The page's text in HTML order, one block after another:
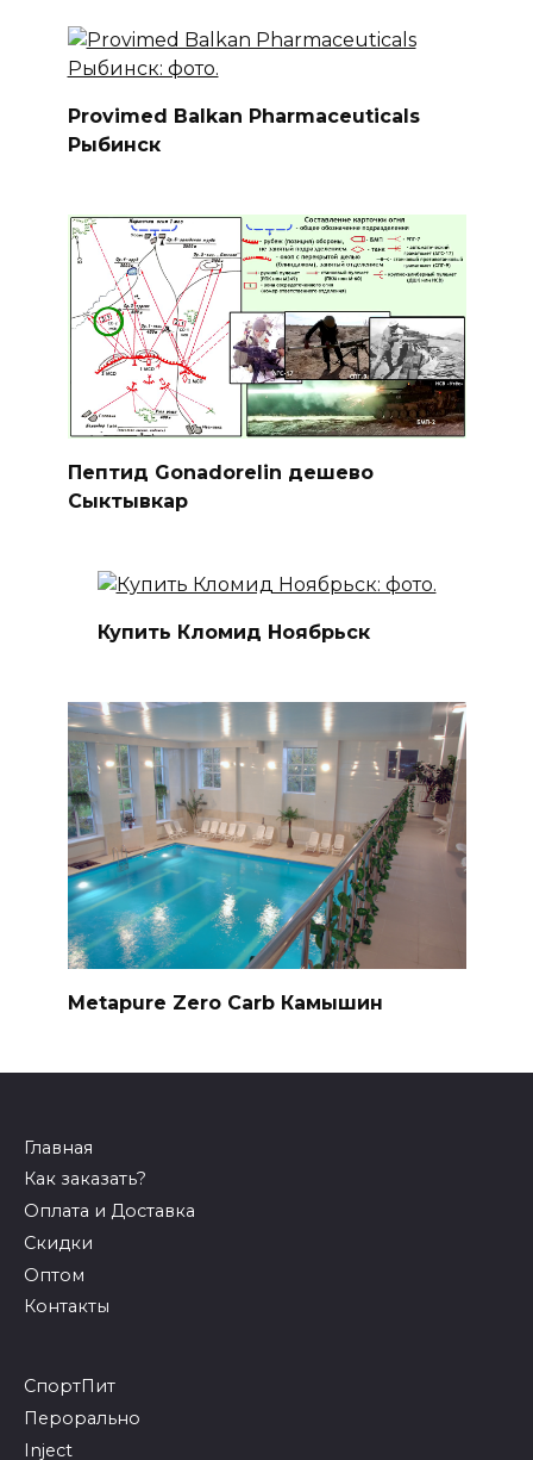
Provimed Balkan Pharmaceuticals
Рыбинск
Пептид Gonadorelin дешево
Сыктывкар
Купить Кломид Ноябрьск
Metapure Zero Carb Камышин
Главная
Как заказать?
Оплата и Доставка
Скидки
Оптом
Контакты
СпортПит
Перорально
Inject